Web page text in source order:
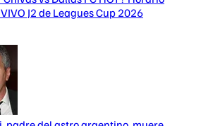
J2 de Leagues Cup 2026